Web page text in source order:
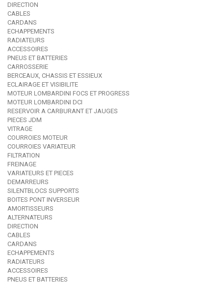
DIRECTION
CABLES
CARDANS
ECHAPPEMENTS
RADIATEURS
ACCESSOIRES
PNEUS ET BATTERIES
CARROSSERIE
BERCEAUX, CHASSIS ET ESSIEUX
ECLAIRAGE ET VISIBILITE
MOTEUR LOMBARDINI FOCS ET PROGRESS
MOTEUR LOMBARDINI DCI
RESERVOIR A CARBURANT ET JAUGES
PIECES JDM
VITRAGE
COURROIES MOTEUR
COURROIES VARIATEUR
FILTRATION
FREINAGE
VARIATEURS ET PIECES
DEMARREURS
SILENTBLOCS SUPPORTS
BOITES PONT INVERSEUR
AMORTISSEURS
ALTERNATEURS
DIRECTION
CABLES
CARDANS
ECHAPPEMENTS
RADIATEURS
ACCESSOIRES
PNEUS ET BATTERIES